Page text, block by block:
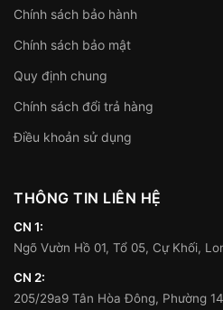
Chính sách bảo hành
Chính sách bảo mật
Quy định chung
Chính sách đổi trả hàng
Điều khoản sử dụng
THÔNG TIN LIÊN HỆ
CN 1:
Ngõ Vườn Hồ 01, Tổ 05, Cự Khối,
CN 2:
205/29a9 Tân Hòa Đông, Phường